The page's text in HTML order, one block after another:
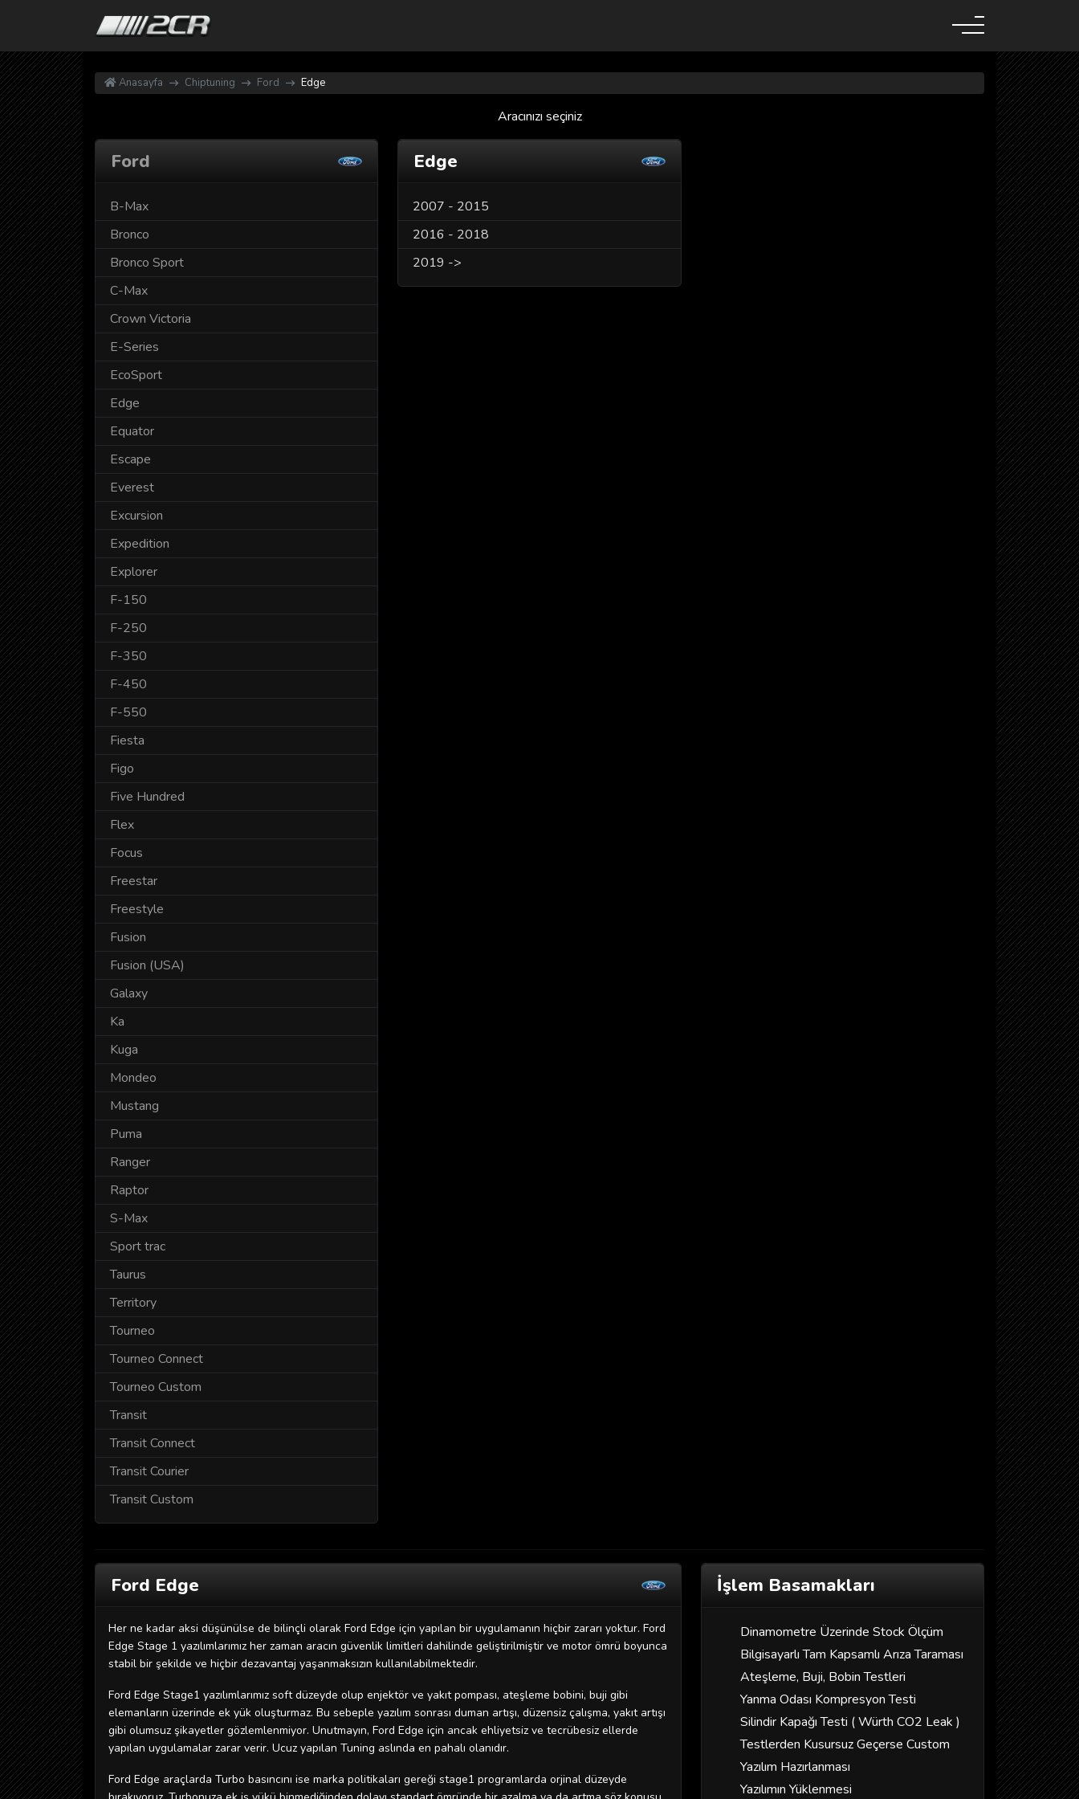
Anasayfa Chiptuning Ford Edge
Aracınızı seçiniz
Ford
B-Max
Bronco
Bronco Sport
C-Max
Crown Victoria
E-Series
EcoSport
Edge
Equator
Escape
Everest
Excursion
Expedition
Explorer
F-150
F-250
F-350
F-450
F-550
Fiesta
Figo
Five Hundred
Flex
Focus
Freestar
Freestyle
Fusion
Fusion (USA)
Galaxy
Ka
Kuga
Mondeo
Mustang
Puma
Ranger
Raptor
S-Max
Sport trac
Taurus
Territory
Tourneo
Tourneo Connect
Tourneo Custom
Transit
Transit Connect
Transit Courier
Transit Custom
Edge
2007 - 2015
2016 - 2018
2019 ->
Ford Edge
Her ne kadar aksi düşünülse de bilinçli olarak Ford Edge için yapılan bir uygulamanın hiçbir zararı yoktur. Ford
Edge Stage 1 yazılımlarımız her zaman aracın güvenlik limitleri dahilinde geliştirilmiştir ve motor ömrü boyunca
stabil bir şekilde ve hiçbir dezavantaj yaşanmaksızın kullanılabilmektedir.
Ford Edge Stage1 yazılımlarımız soft düzeyde olup enjektör ve yakıt pompası, ateşleme bobini, buji gibi
elemanların üzerinde ek yük oluşturmaz. Bu sebeple yazılım sonrası duman artışı, düzensiz çalışma, yakıt artışı
gibi olumsuz şikayetler gözlemlenmiyor. Unutmayın, Ford Edge için ancak ehliyetsiz ve tecrübesiz ellerde
yapılan uygulamalar zarar verir. Ucuz yapılan Tuning aslında en pahalı olanıdır.
Ford Edge araçlarda Turbo basıncını ise marka politikaları gereği stage1 programlarda orjinal düzeyde
İşlem Basamakları
Dinamometre Üzerinde Stock Ölçüm
Bilgisayarlı Tam Kapsamlı Arıza Taraması
Ateşleme, Buji, Bobin Testleri
Yanma Odası Kompresyon Testi
Silindir Kapağı Testi ( Würth CO2 Leak )
Testlerden Kusursuz Geçerse Custom
Yazılım Hazırlanması
Yazılımın Yüklenmesi